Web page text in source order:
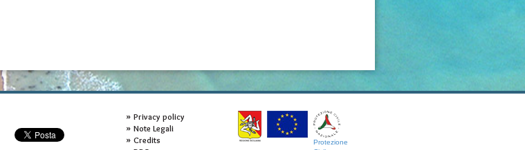
Privacy policy
Note Legali
Credits
Protezione